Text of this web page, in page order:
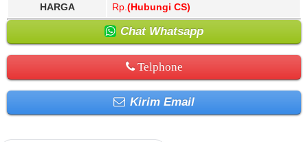
HARGA Rp. (Hubungi CS)
Chat Whatsapp
Telphone
Kirim Email